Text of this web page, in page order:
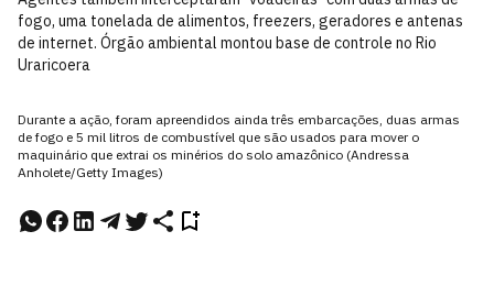
fogo, uma tonelada de alimentos, freezers, geradores e antenas
de internet. Órgão ambiental montou base de controle no Rio
Uraricoera
Durante a ação, foram apreendidos ainda três embarcações, duas armas
de fogo e 5 mil litros de combustível que são usados para mover o
maquinário que extrai os minérios do solo amazônico (Andressa
Anholete/Getty Images)